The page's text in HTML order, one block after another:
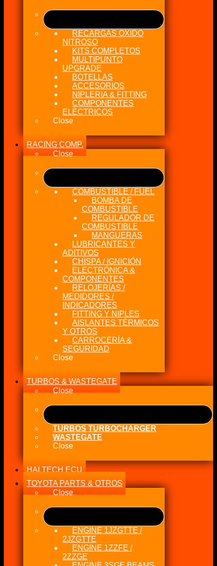
RECARGAS OXIDO
NITROSO
KITS COMPLETOS
MULTIPUNTO
UPGRADE
BOTELLAS
ACCESORIOS
NIPLERIA & FITTING
COMPONENTES
ELÉCTRICOS
Close
RACING COMP.
Close
COMBUSTIBLE / FUEL
BOMBA DE
COMBUSTIBLE
REGULADOR DE
COMBUSTIBLE
MANGUERAS
LUBRICANTES Y
ADITIVOS
CHISPA / IGNICIÓN
ELECTRÓNICA &
COMPONENTES
RELOJERÍAS /
MEDIDORES /
INDICADORES
FITTING Y NIPLES
AISLANTES TÉRMICOS
Y OTROS
CARROCERÍA &
SEGURIDAD
Close
TURBOS & WASTEGATE
Close
TURBOS TURBOCHARGER
WASTEGATE
Close
HALTECH ECU
TOYOTA PARTS & OTROS
Close
ENGINE 1JZGTTE /
2JZGTTE
ENGINE 1ZZFE /
2ZZGE